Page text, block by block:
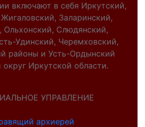
включают в себя Иркутский,
Заларинский,
Ольхонский, Слюдянский,
Удинский, Черемховский,
районы и Усть-Ордынский
округ Иркутской области.
УПРАВЛЕНИЕ
архиерей